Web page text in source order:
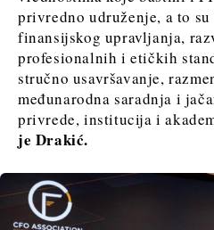
privredno udruženje, a to su
finansijskog upravljanja,
profesionalnih i etičkih
stručno usavršavanje,
međunarodna saradnja i
privrede, institucija i
je Drakić.